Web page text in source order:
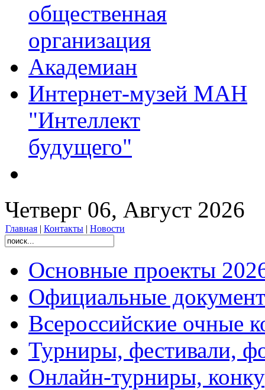
общественная
организация
Академиан
Интернет-музей МАН
"Интеллект
будущего"
Четверг 06, Август 2026
Главная | Контакты | Новости
Основные проекты
Официальные
Всероссийские очные
Турниры, фестивали,
Онлайн-турниры,